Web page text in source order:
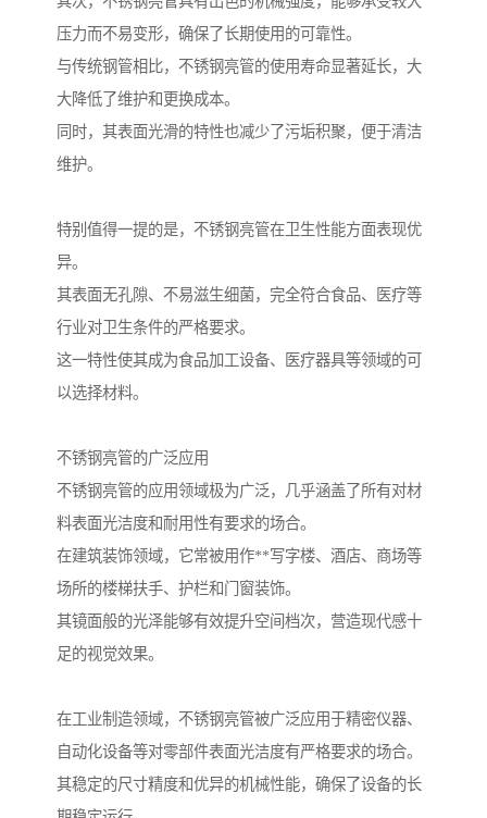
压力而不易变形，确保了长期使用的可靠性。
与传统钢管相比，不锈钢亮管的使用寿命显著延长，大
大降低了维护和更换成本。
同时，其表面光滑的特性也减少了污垢积聚，便于清洁
维护。
特别值得一提的是，不锈钢亮管在卫生性能方面表现优
异。
其表面无孔隙、不易滋生细菌，完全符合食品、医疗等
行业对卫生条件的严格要求。
这一特性使其成为食品加工设备、医疗器具等领域的可
以选择材料。
不锈钢亮管的广泛应用
不锈钢亮管的应用领域极为广泛，几乎涵盖了所有对材
料表面光洁度和耐用性有要求的场合。
在建筑装饰领域，它常被用作**写字楼、酒店、商场等
场所的楼梯扶手、护栏和门窗装饰。
其镜面般的光泽能够有效提升空间档次，营造现代感十
足的视觉效果。
在工业制造领域，不锈钢亮管被广泛应用于精密仪器、
自动化设备等对零部件表面光洁度有严格要求的场合。
其稳定的尺寸精度和优异的机械性能，确保了设备的长